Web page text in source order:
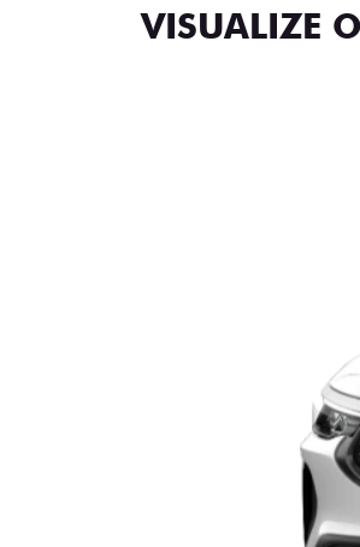
VISUALIZE